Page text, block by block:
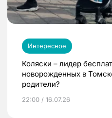
Интересное
Коляски – лидер
новорожденных в
родители?
22:00 / 16.07.26